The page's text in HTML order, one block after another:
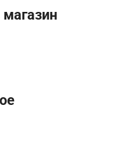
магазин